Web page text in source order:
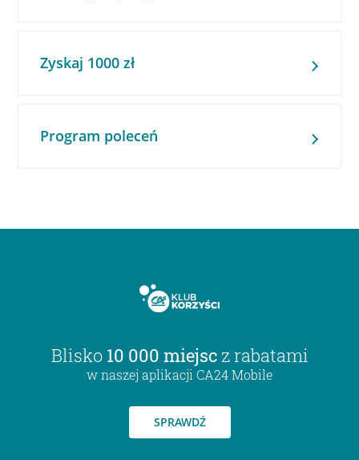
Zyskaj 1000 zł
Program poleceń
Blisko 10 000 miejsc z rabatami
w naszej aplikacji CA24 Mobile
SPRAWDŹ